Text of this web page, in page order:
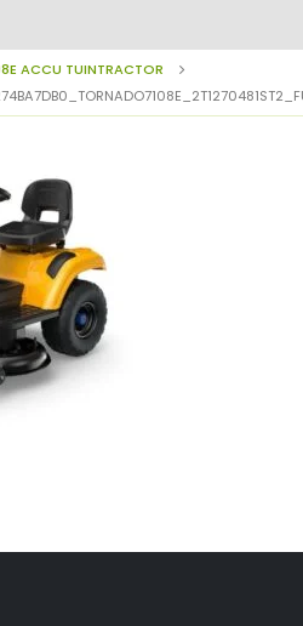
ACCU TUINTRACTOR